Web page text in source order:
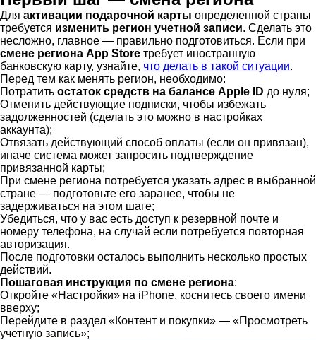
Для активации подарочной карты определенной страны
требуется изменить регион учетной записи. Сделать это
несложно, главное — правильно подготовиться. Если при
смене региона App Store требует иностранную
банковскую карту, узнайте, что делать в такой ситуации.
Перед тем как менять регион, необходимо:
Потратить остаток средств на балансе Apple ID до нуля;
Отменить действующие подписки, чтобы избежать
задолженностей (сделать это можно в настройках
аккаунта);
Отвязать действующий способ оплаты (если он привязан),
иначе система может запросить подтверждение
привязанной карты;
При смене региона потребуется указать адрес в выбранной
стране — подготовьте его заранее, чтобы не
задерживаться на этом шаге;
Убедиться, что у вас есть доступ к резервной почте и
номеру телефона, на случай если потребуется повторная
авторизация.
После подготовки осталось выполнить несколько простых
действий.
Пошаговая инструкция по смене региона:
Откройте «Настройки» на iPhone, коснитесь своего имени
вверху;
Перейдите в раздел «Контент и покупки» — «Просмотреть
учетную запись»;